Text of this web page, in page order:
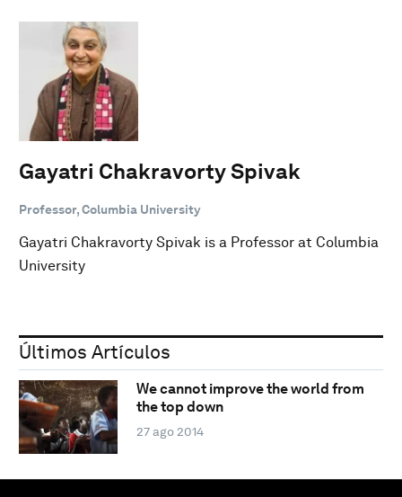
Gayatri Chakravorty Spivak
Professor, Columbia University
Gayatri Chakravorty Spivak is a Professor at Columbia
University
Últimos Artículos
We cannot improve the world from
the top down
27 ago 2014